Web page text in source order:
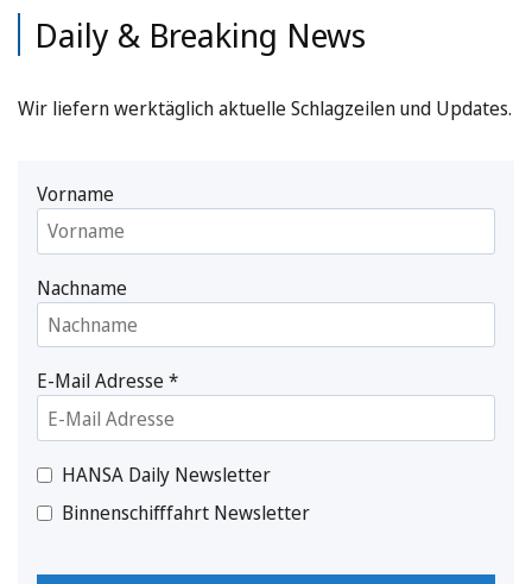
Daily & Breaking News
Wir liefern werktäglich aktuelle Schlagzeilen und Updates.
Vorname
Nachname
E-Mail Adresse*
HANSA Daily Newsletter
Binnenschifffahrt Newsletter